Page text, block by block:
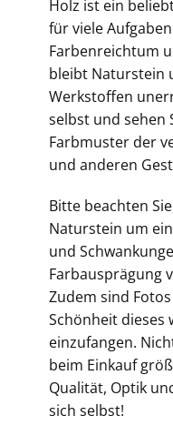
Holz ist ein
für viele
Farbenreichtum
bleibt Naturstein
Werkstoffen
selbst und sehen
Farbmuster der
und anderen
Bitte beachten
Naturstein um
und
Farbausprägung
Zudem sind
Schönheit dieses
einzufangen.
beim Einkauf
Qualität, Optik
sich selbst!